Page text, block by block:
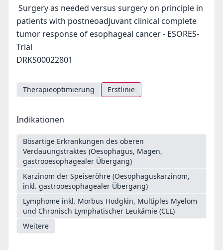
Surgery as needed versus surgery on principle in
patients with postneoadjuvant clinical complete
tumor response of esophageal cancer - ESORES-
Trial
DRKS00022801
Therapieoptimierung Erstlinie
Indikationen
Bösartige Erkrankungen des oberen
Verdauungstraktes (Oesophagus, Magen,
gastrooesophagealer Übergang)
Karzinom der Speiseröhre (Oesophaguskarzinom,
inkl. gastrooesophagealer Übergang)
Lymphome inkl. Morbus Hodgkin, Multiples Myelom
und Chronisch Lymphatischer Leukämie (CLL)
Weitere